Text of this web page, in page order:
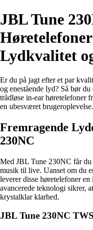
JBL Tune
Lydkvalitet
Er du på jagt efter et par
og enestående lyd? Så bør
trådløse in-ear høretelefoner
en ubesværet brugeroplevelse.
Fremragende
230NC
Med JBL Tune 230NC får
musik til live. Uanset om du
leverer disse høretelefoner
avancerede teknologi sikrer,
krystalklar klarhed.
JBL Tune 230NC